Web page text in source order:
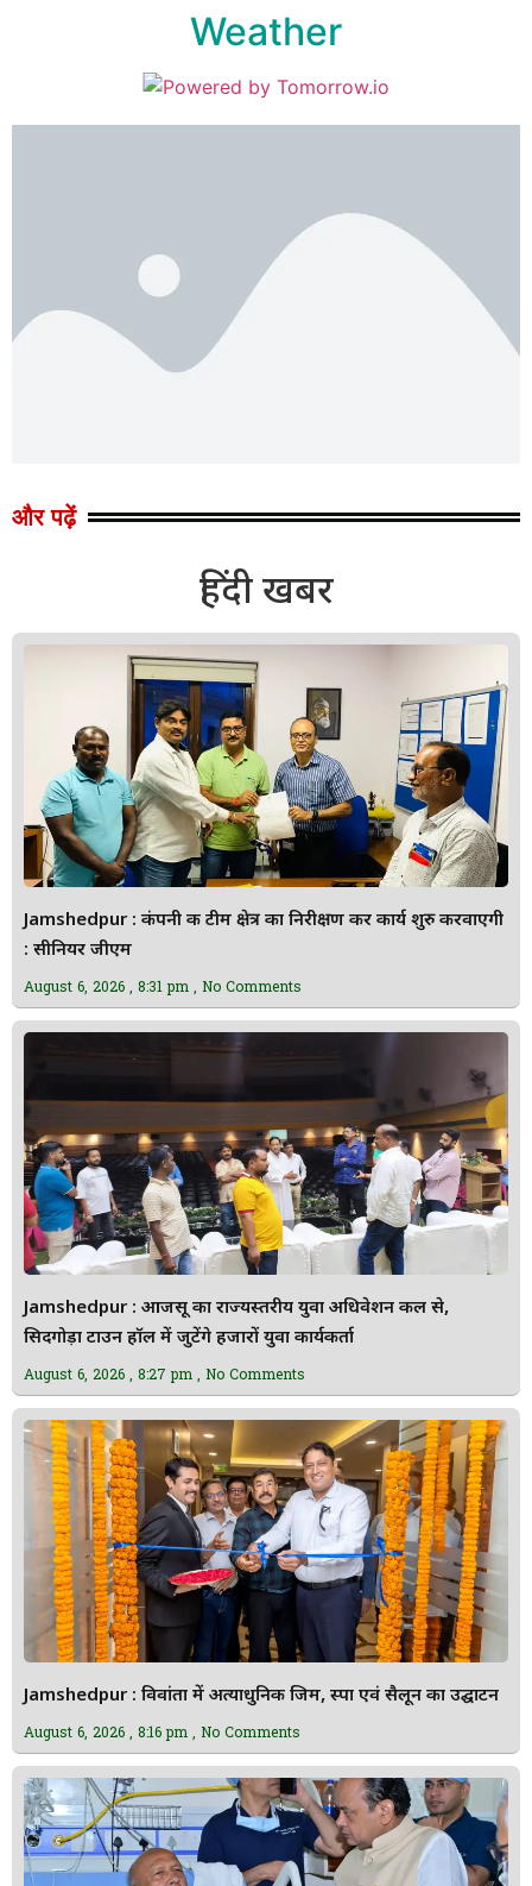
Weather
और पढ़ें
हिंदी खबर
Jamshedpur : कंपनी की टीम क्षेत्र का निरीक्षण कर कार्य शुरु करवाएगी
: सीनियर जीएम
August 6, 2026 8:31 pm No Comments
Jamshedpur : आजसू का राज्यस्तरीय युवा अधिवेशन कल से,
सिदगोड़ा टाउन हॉल में जुटेंगे हजारों युवा कार्यकर्ता
August 6, 2026 8:27 pm No Comments
Jamshedpur : विवांता में अत्याधुनिक जिम, स्पा एवं सैलून का उद्घाटन
August 6, 2026 8:16 pm No Comments